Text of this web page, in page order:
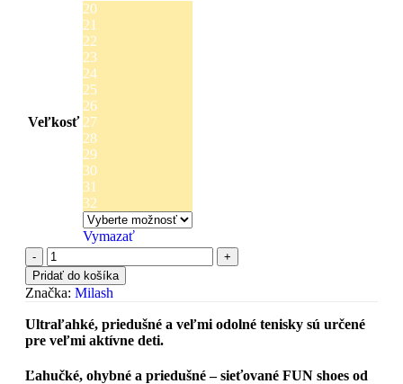
Veľkosť
20
21
22
23
24
25
26
27
28
29
30
31
32
Vymazať
Pridať do košíka
Značka: Milash
Ultraľahké, priedušné a veľmi odolné tenisky sú určené
pre veľmi aktívne deti.
Ľahučké, ohybné a priedušné – sieťované FUN shoes od